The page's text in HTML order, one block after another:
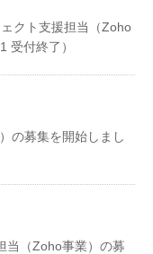
クト支援担当（Zoho
受付終了）
の募集を開始しまし
当（Zoho事業）の募